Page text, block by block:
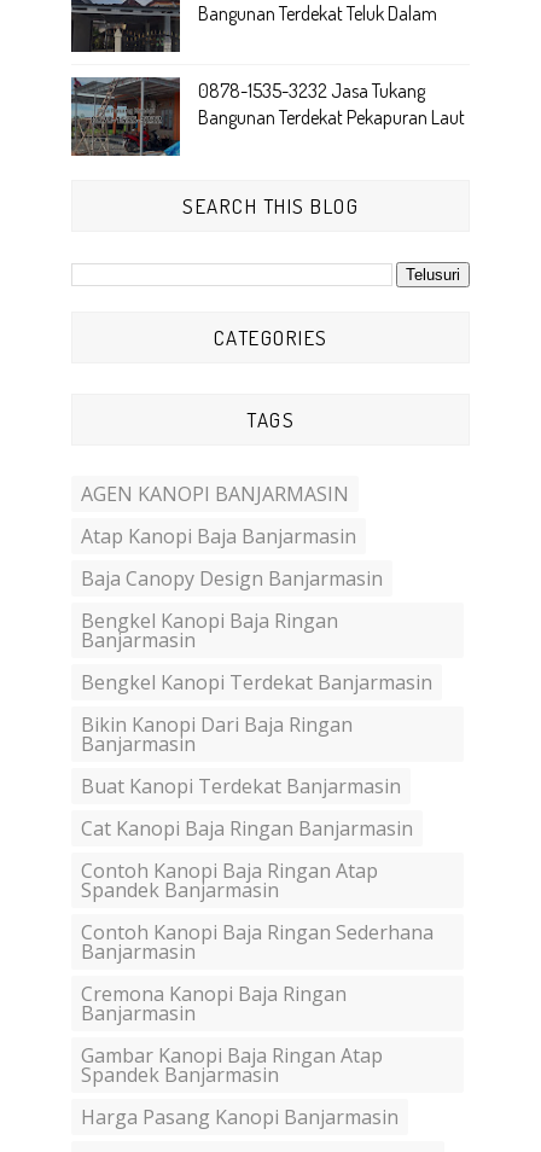
Bangunan Terdekat Teluk Dalam
0878-1535-3232 Jasa Tukang
Bangunan Terdekat Pekapuran Laut
SEARCH THIS BLOG
CATEGORIES
TAGS
AGEN KANOPI BANJARMASIN
Atap Kanopi Baja Banjarmasin
Baja Canopy Design Banjarmasin
Bengkel Kanopi Baja Ringan
Banjarmasin
Bengkel Kanopi Terdekat Banjarmasin
Bikin Kanopi Dari Baja Ringan
Banjarmasin
Buat Kanopi Terdekat Banjarmasin
Cat Kanopi Baja Ringan Banjarmasin
Contoh Kanopi Baja Ringan Atap
Spandek Banjarmasin
Contoh Kanopi Baja Ringan Sederhana
Banjarmasin
Cremona Kanopi Baja Ringan
Banjarmasin
Gambar Kanopi Baja Ringan Atap
Spandek Banjarmasin
Harga Pasang Kanopi Banjarmasin